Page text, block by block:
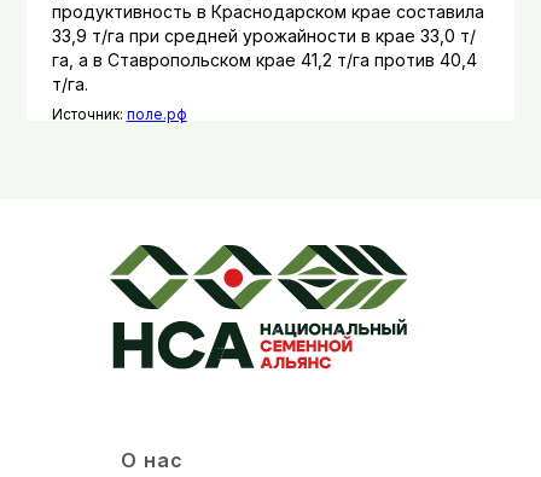
продуктивность в Краснодарском крае составила
33,9 т/га при средней урожайности в крае 33,0 т/
га, а в Ставропольском крае 41,2 т/га против 40,4
т/га.
Источник: поле.рф
О нас